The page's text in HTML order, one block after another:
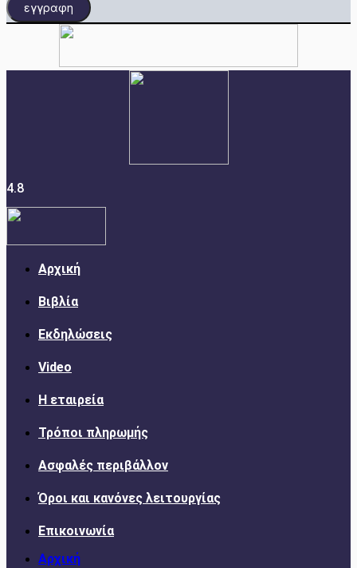
εγγραφη
4.8
Αρχική
Βιβλία
Εκδηλώσεις
Video
Η εταιρεία
Τρόποι πληρωμής
Ασφαλές περιβάλλον
Όροι και κανόνες λειτουργίας
Επικοινωνία
Αρχική